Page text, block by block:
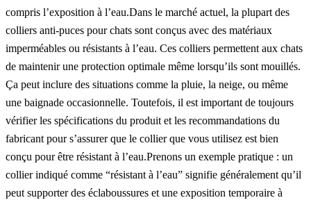
compris l’exposition à l’eau.Dans le marché actuel, la plupart des
colliers anti-puces pour chats sont conçus avec des matériaux
imperméables ou résistants à l’eau. Ces colliers permettent aux chats
de maintenir une protection optimale même lorsqu’ils sont mouillés.
Ça peut inclure des situations comme la pluie, la neige, ou même
une baignade occasionnelle. Toutefois, il est important de toujours
vérifier les spécifications du produit et les recommandations du
fabricant pour s’assurer que le collier que vous utilisez est bien
conçu pour être résistant à l’eau.Prenons un exemple pratique : un
collier indiqué comme “résistant à l’eau” signifie généralement qu’il
peut supporter des éclaboussures et une exposition temporaire à